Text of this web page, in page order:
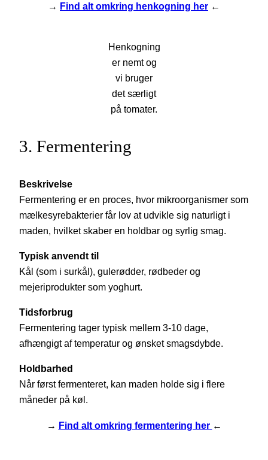
→ Find alt omkring henkogning her ←
Henkogning
er nemt og
vi bruger
det særligt
på tomater.
3. Fermentering
Beskrivelse
Fermentering er en proces, hvor mikroorganismer som
mælkesyrebakterier får lov at udvikle sig naturligt i
maden, hvilket skaber en holdbar og syrlig smag.
Typisk anvendt til
Kål (som i surkål), gulerødder, rødbeder og
mejeriprodukter som yoghurt.
Tidsforbrug
Fermentering tager typisk mellem 3-10 dage,
afhængigt af temperatur og ønsket smagsdybde.
Holdbarhed
Når først fermenteret, kan maden holde sig i flere
måneder på køl.
→ Find alt omkring fermentering her ←